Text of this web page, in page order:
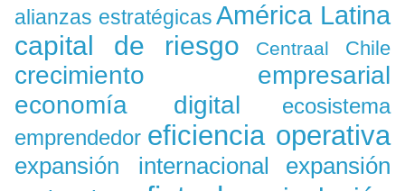
alianzas estratégicas América Latina
capital de riesgo Centraal Chile
crecimiento empresarial
economía digital
ecosistema
emprendedor eficiencia operativa
expansión internacional
expansión